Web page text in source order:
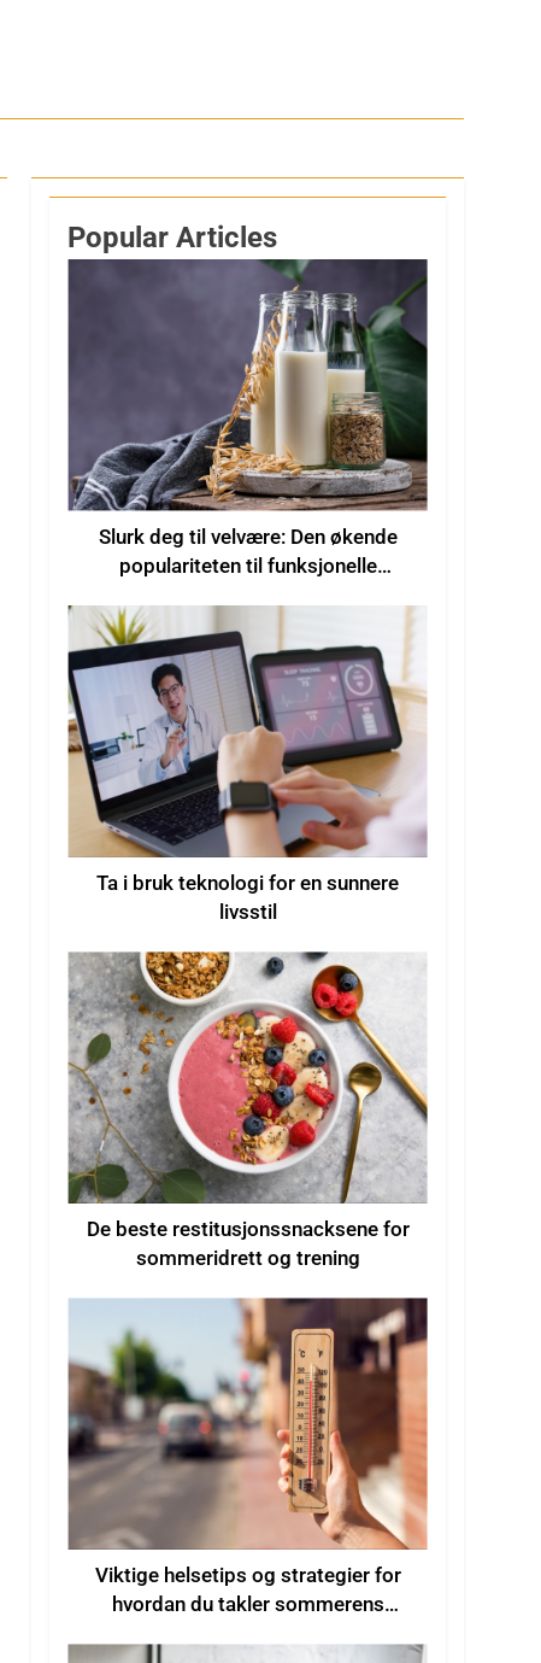
Popular Articles
Slurk deg til velvære: Den økende
populariteten til funksjonelle
Ta i bruk teknologi for en sunnere
livsstil
De beste restitusjonssnacksene for
sommeridrett og trening
Viktige helsetips og strategier for
hvordan du takler sommerens